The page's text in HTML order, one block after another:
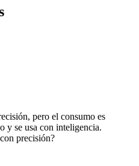
pero el consumo es
y se usa con inteligencia.
precisión?